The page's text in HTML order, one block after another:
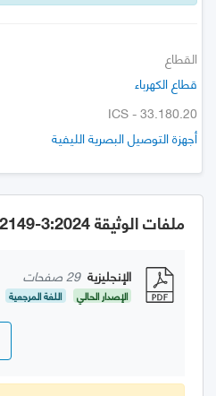
القطاع
قطاع الكهرباء
ICS - 33.180.20
أجهزة التوصيل البصرية الليفية
ملفات الوثيقة GSO IEC 62149-3:2024
الإنجليزية 29 صفحات
الإصدار الحالي اللغة المرجعية